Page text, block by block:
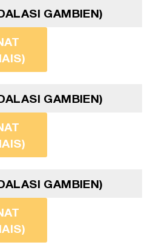
GAMBIEN)
GAMBIEN)
GAMBIEN)